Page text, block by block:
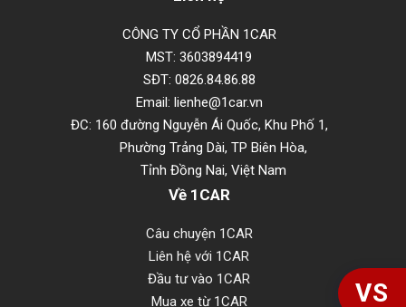
CÔNG TY CỔ PHẦN 1CAR
MST: 3603894419
SĐT: 0826.84.86.88
Email: lienhe@1car.vn
ĐC: 160 đường Nguyễn Ái Quốc, Khu Phố 1,
Phường Trảng Dài, TP Biên Hòa,
Tỉnh Đồng Nai, Việt Nam
Về 1CAR
Câu chuyện 1CAR
Liên hệ với 1CAR
Đầu tư vào 1CAR
Mua xe từ 1CAR
VS